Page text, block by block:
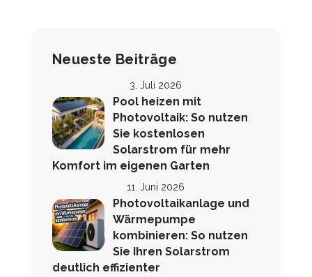
Neueste Beiträge
Pool heizen mit
Photovoltaik: So nutzen
Sie kostenlosen
Solarstrom für mehr
Komfort im eigenen Garten
3. Juli 2026
Photovoltaikanlage und
Wärmepumpe
kombinieren: So nutzen
Sie Ihren Solarstrom
deutlich effizienter
11. Juni 2026